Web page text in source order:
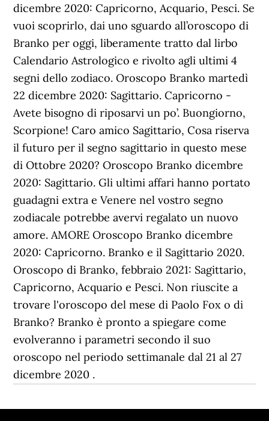
dicembre 2020: Capricorno, Acquario, Pesci. Se
vuoi scoprirlo, dai uno sguardo all’oroscopo di
Branko per oggi, liberamente tratto dal lirbo
Calendario Astrologico e rivolto agli ultimi 4
segni dello zodiaco. Oroscopo Branko martedì
22 dicembre 2020: Sagittario. Capricorno -
Avete bisogno di riposarvi un po’. Buongiorno,
Scorpione! Caro amico Sagittario, Cosa riserva
il futuro per il segno sagittario in questo mese
di Ottobre 2020? Oroscopo Branko dicembre
2020: Sagittario. Gli ultimi affari hanno portato
guadagni extra e Venere nel vostro segno
zodiacale potrebbe avervi regalato un nuovo
amore. AMORE Oroscopo Branko dicembre
2020: Capricorno. Branko e il Sagittario 2020.
Oroscopo di Branko, febbraio 2021: Sagittario,
Capricorno, Acquario e Pesci. Non riuscite a
trovare l'oroscopo del mese di Paolo Fox o di
Branko? Branko è pronto a spiegare come
evolveranno i parametri secondo il suo
oroscopo nel periodo settimanale dal 21 al 27
dicembre 2020 .